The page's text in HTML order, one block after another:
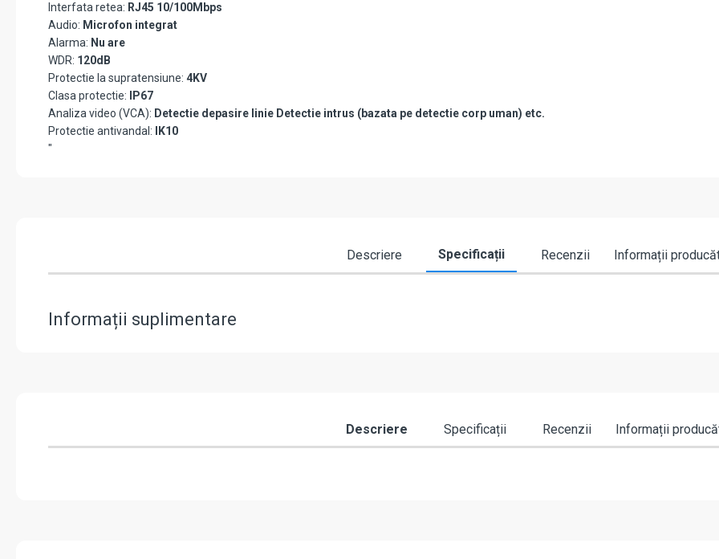
Interfata retea: RJ45 10/100Mbps
Audio: Microfon integrat
Alarma: Nu are
WDR: 120dB
Protectie la supratensiune: 4KV
Clasa protectie:
IP67
Analiza video (VCA): Detectie depasire linie Detectie intrus (bazata pe detectie corp uman) etc.
Protectie antivandal:
IK10
"
Descriere Specificații Recenzii Informații
Informații suplimentare
Descriere Specificații Recenzii Informații